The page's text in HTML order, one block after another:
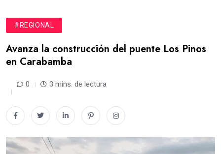
#REGIONAL
Avanza la construcción del puente Los Pinos
en Carabamba
0 3 mins. de lectura